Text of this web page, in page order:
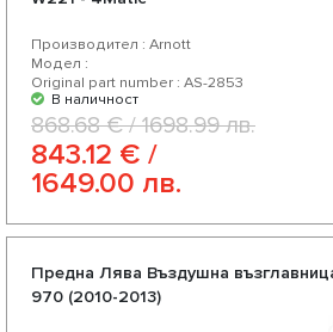
Производител : Arnott
Модел :
Original part number : AS-2853
В наличност
868.68 € / 1698.99 лв.
843.12 € /
1649.00 лв.
Предна Лява Въздушна
970 (2010-2013)